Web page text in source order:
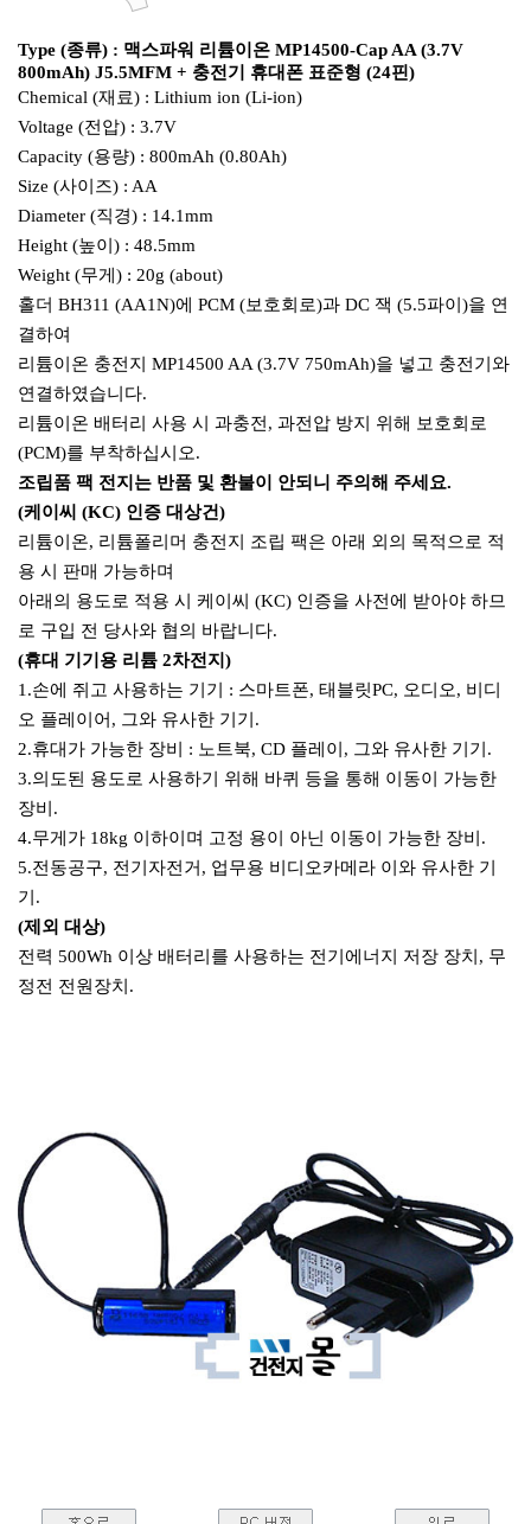
Type (종류) : 맥스파워 리튬이온 MP14500-Cap AA (3.7V
800mAh) J5.5MFM + 충전기 휴대폰 표준형 (24핀)
Chemical (재료) : Lithium ion (Li-ion)
Voltage (전압) : 3.7V
Capacity (용량) : 800mAh (0.80Ah)
Size (사이즈) : AA
Diameter (직경) : 14.1mm
Height (높이) : 48.5mm
Weight (무게) : 20g (about)
홀더 BH311 (AA1N)에 PCM (보호회로)과 DC 잭 (5.5파이)을 연
결하여
리튬이온 충전지 MP14500 AA (3.7V 750mAh)을 넣고 충전기와
연결하였습니다.
리튬이온 배터리 사용 시 과충전, 과전압 방지 위해 보호회로
(PCM)를 부착하십시오.
조립품 팩 전지는 반품 및 환불이 안되니 주의해 주세요.
(케이씨 (KC) 인증 대상건)
리튬이온, 리튬폴리머 충전지 조립 팩은 아래 외의 목적으로 적
용 시 판매 가능하며
아래의 용도로 적용 시 케이씨 (KC) 인증을 사전에 받아야 하므
로 구입 전 당사와 협의 바랍니다.
(휴대 기기용 리튬 2차전지)
1.손에 쥐고 사용하는 기기 : 스마트폰, 태블릿PC, 오디오, 비디
오 플레이어, 그와 유사한 기기.
2.휴대가 가능한 장비 : 노트북, CD 플레이, 그와 유사한 기기.
3.의도된 용도로 사용하기 위해 바퀴 등을 통해 이동이 가능한
장비.
4.무게가 18kg 이하이며 고정 용이 아닌 이동이 가능한 장비.
5.전동공구, 전기자전거, 업무용 비디오카메라 이와 유사한 기
기.
(제외 대상)
전력 500Wh 이상 배터리를 사용하는 전기에너지 저장 장치, 무
정전 전원장치.